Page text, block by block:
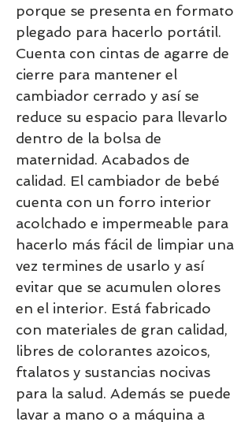
porque se presenta en formato
plegado para hacerlo portátil.
Cuenta con cintas de agarre de
cierre para mantener el
cambiador cerrado y así se
reduce su espacio para llevarlo
dentro de la bolsa de
maternidad. Acabados de
calidad. El cambiador de bebé
cuenta con un forro interior
acolchado e impermeable para
hacerlo más fácil de limpiar una
vez termines de usarlo y así
evitar que se acumulen olores
en el interior. Está fabricado
con materiales de gran calidad,
libres de colorantes azoicos,
ftalatos y sustancias nocivas
para la salud. Además se puede
lavar a mano o a máquina a